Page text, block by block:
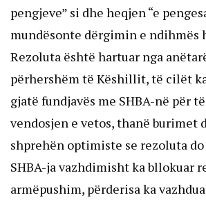
pengjeve” si dhe heqjen “e
mundësonte dërgimin e ndihmës
Rezoluta është hartuar nga
përhershëm të Këshillit, të cilët
gjatë fundjavës me SHBA-në për
vendosjen e vetos, thanë burimet
shprehën optimiste se rezoluta
SHBA-ja vazhdimisht ka bllokuar
armëpushim, përderisa ka